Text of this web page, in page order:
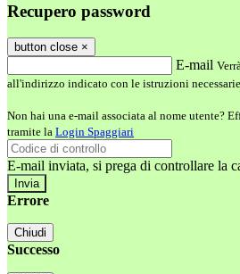
Recupero password
button close ×
E-mail
all'indirizzo indicato con le istruzioni
Non hai una e-mail associata al nome utente?
tramite la Login Spaggiari
E-mail inviata, si prega di controllare la
Errore
Chiudi
Successo